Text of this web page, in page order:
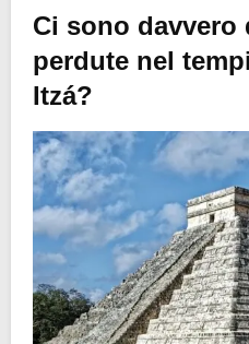
Ci sono davvero
perdute nel
Itzá?